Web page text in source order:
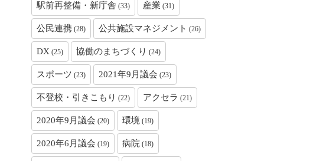
駅前再整備・新庁舎 (33) 産業 (31)
公民連携 (28) 公共施設マネジメント (26)
DX (25) 協働のまちづくり (24)
スポーツ (23) 2021年9月議会 (23)
不登校・引きこもり (22) アクセラ (21)
2020年9月議会 (20) 環境 (19)
2020年6月議会 (19) 病院 (18)